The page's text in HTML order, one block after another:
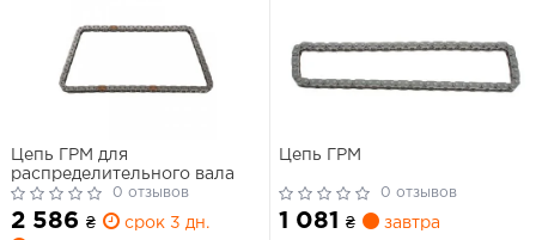
Цепь ГРМ для
распределительного вала
0 отзывов
2 586 ₴
срок 3 дн.
Цепь ГРМ
0 отзывов
1 081 ₴ завтра